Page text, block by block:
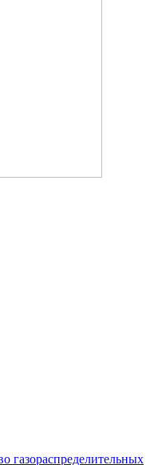
газораспределительных